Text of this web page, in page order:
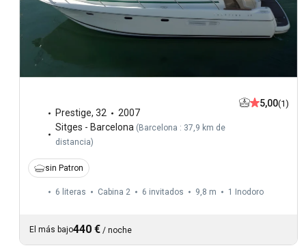
Prestige, 32
2007
Sitges - Barcelona ( Barcelona : 37,9 km de
distancia)
5,00(1)
sin Patron
6 literas Cabina 2 6 invitados 9,8 m 1 Inodoro
El más bajo440 € / noche